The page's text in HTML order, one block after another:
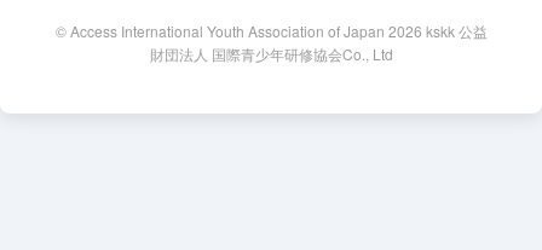
© Access International Youth Association of Japan 2026 kskk 公益
財団法人 国際青少年研修協会Co., Ltd